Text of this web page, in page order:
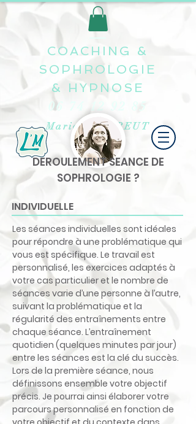
COACHING &
SOPHROLOGIE
&
HYPNOSE
06 74 12 92 85
Marion LE TREUT
DEROULEMENT SEANCE DE
SOPHROLOGIE ?
INDIVIDUELLE
Les séances individuelles sont idéales
pour répondre à une problématique qui
vous est spécifique. Le travail est
personnalisé, les exercices adaptés à
votre cas particulier et le nombre de
séances varie d’une personne à l’autre,
suivant la problématique et la
régularité des entraînements entre
chaque séance. L’entraînement
quotidien (quelques minutes par jour)
entre les séances est la clé du succès.
Lors de la première séance, nous
définissons ensemble votre objectif
précis. Je pourrai ainsi élaborer votre
parcours personnalisé en fonction de